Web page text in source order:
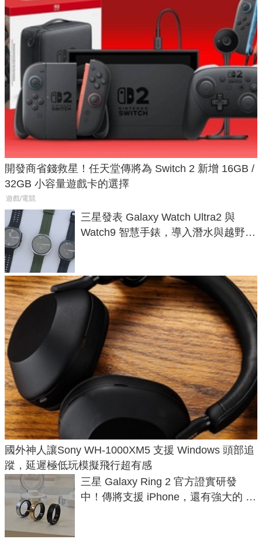
開發商省錢救星！任天堂傳將為 Switch 2 新增 16GB /
32GB 小容量遊戲卡的選擇
遊戲/電競
三星發表 Galaxy Watch Ultra2 與
Watch9 智慧手錶，導入潛水與越野跑
國外神人讓Sony WH-1000XM5 支援 Windows 頭部追
蹤，延遲極低玩模擬飛行超有感
三星 Galaxy Ring 2 官方證實研發
中！傳將支援 iPhone，還有強大的 AI